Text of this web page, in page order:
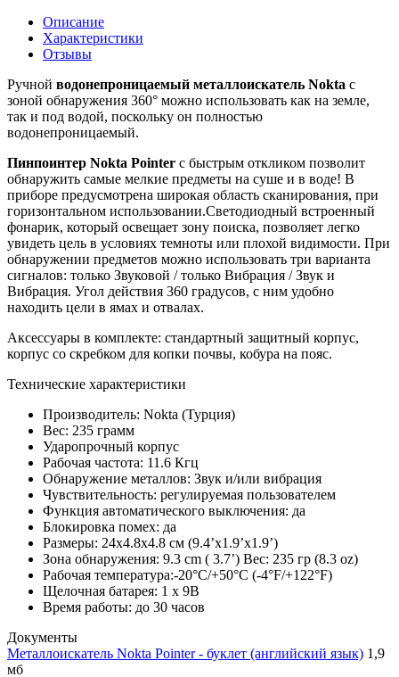
Описание
Характеристики
Отзывы
Ручной водонепроницаемый металлоискатель Nokta с
зоной обнаружения 360° можно использовать как на земле,
так и под водой, поскольку он полностью
водонепроницаемый.
Пинпоинтер Nokta Pointer с быстрым откликом позволит
обнаружить самые мелкие предметы на суше и в воде! В
приборе предусмотрена широкая область сканирования, при
горизонтальном использовании.Светодиодный встроенный
фонарик, который освещает зону поиска, позволяет легко
увидеть цель в условиях темноты или плохой видимости. При
обнаружении предметов можно использовать три варианта
сигналов: только Звуковой / только Вибрация / Звук и
Вибрация. Угол действия 360 градусов, с ним удобно
находить цели в ямах и отвалах.
Аксессуары в комплекте: стандартный защитный корпус,
корпус со скребком для копки почвы, кобура на пояс.
Технические характеристики
Производитель: Nokta (Турция)
Вес: 235 грамм
Ударопрочный корпус
Рабочая частота: 11.6 Кгц
Обнаружение металлов: Звук и/или вибрация
Чувствительность: регулируемая пользователем
Функция автоматического выключения: да
Блокировка помех: да
Размеры: 24x4.8x4.8 см (9.4’x1.9’x1.9’)
Зона обнаружения: 9.3 cm ( 3.7’) Вес: 235 гр (8.3 oz)
Рабочая температура:-20°C/+50°C (-4°F/+122°F)
Щелочная батарея: 1 х 9В
Время работы: до 30 часов
Документы
Металлоискатель Nokta Pointer - буклет (английский язык) 1,9
мб